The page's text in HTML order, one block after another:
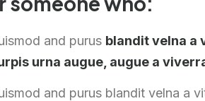
and purus blandit velna a
urna augue, augue a
and purus blandit velna a